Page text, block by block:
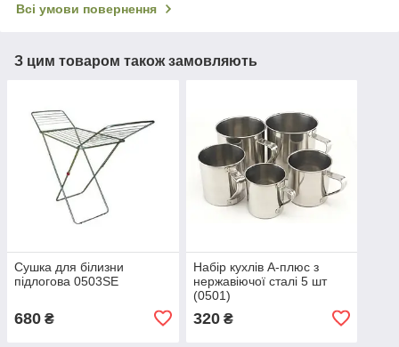
Всі умови повернення
З цим товаром також замовляють
Сушка для білизни
підлогова 0503SE
680 ₴
Набір кухлів А-плюс з
нержавіючої сталі 5 шт
(0501)
320₴